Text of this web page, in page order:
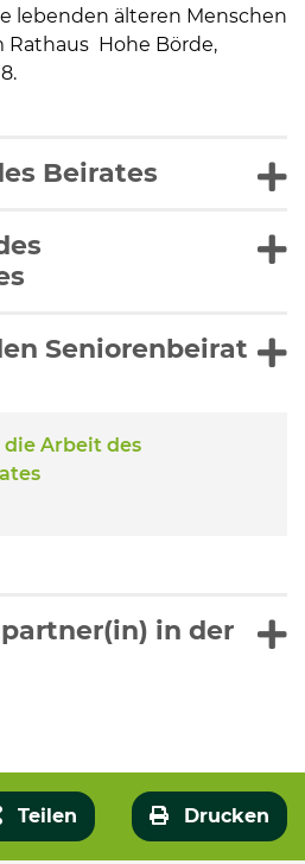
Verkehr
Dorfleben
lebenden älteren Menschen
Rathaus Hohe Börde,
Beirates
Seniorenbeirat
Arbeit des
in der
Teilen Drucken